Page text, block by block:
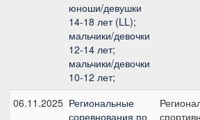
юноши/девушки
14-18 лет (LL);
мальчики/девочки
12-14 лет;
мальчики/девочки
10-12 лет;
06.11.2025 Региональные
соревнования по